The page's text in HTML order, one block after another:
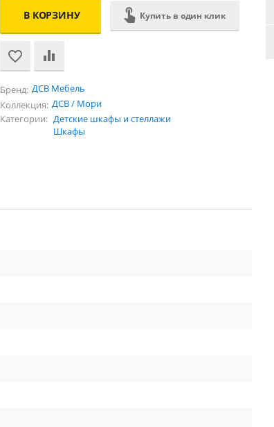
В КОРЗИНУ Купить в один клик
Бренд: ДСВ Мебель
Коллекция: ДСВ / Мори
Категории: Детские шкафы и стеллажи
Шкафы